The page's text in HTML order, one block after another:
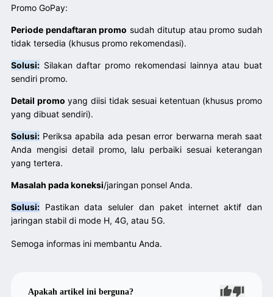
Promo GoPay:
Periode pendaftaran promo sudah ditutup atau promo sudah
tidak tersedia (khusus promo rekomendasi).
Solusi:Silakandaftar promo rekomendasi lainnya atau buat
sendiri promo.
Detail promo yang diisi tidak sesuai ketentuan (khusus promo
yang dibuat sendiri).
Solusi:Periksa apabila ada pesan error berwarna merah saat
Anda mengisi detail promo, lalu perbaiki sesuai keterangan
yang tertera.
Masalah pada koneksi/jaringan ponsel Anda.
Solusi:Pastikan data seluler dan paket internet aktif dan
jaringan stabil di mode H, 4G, atau 5G.
Semoga informas ini membantu Anda.
Apakah artikel ini berguna?